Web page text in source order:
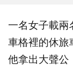
一名女子載兩
車格裡的休旅
他拿出大聲公